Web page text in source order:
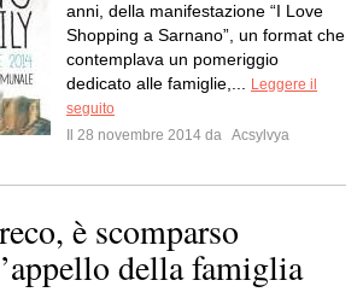
anni, della manifestazione “I Love
Shopping a Sarnano”, un format che
contemplava un pomeriggio
dedicato alle famiglie,...
Leggere il
seguito
Il 28 novembre 2014 da Acsylvya
è scomparso
della famiglia